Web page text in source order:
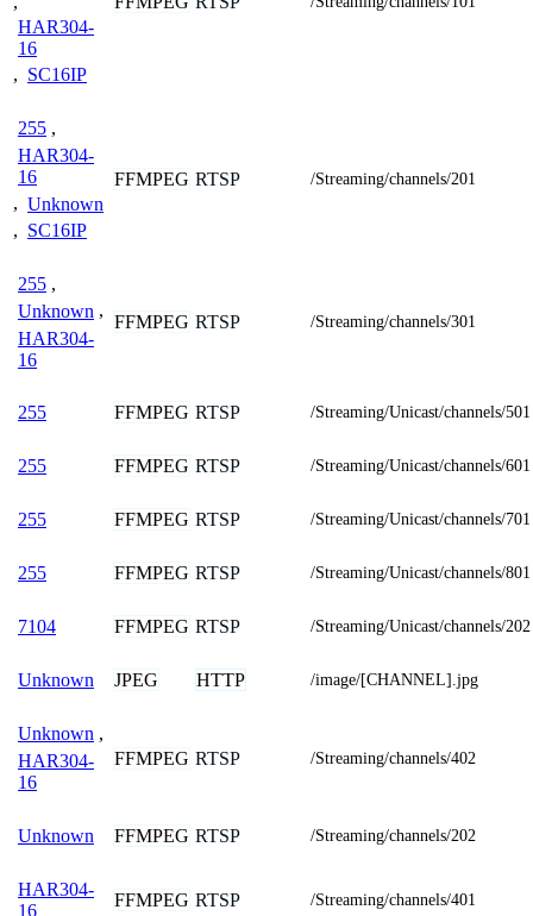
HAR304-
16
, SC16IP
255 ,
HAR304-
16
, Unknown
, SC16IP
FFMPEG RTSP /Streaming/channels/201
255 ,
Unknown ,
HAR304-
16
FFMPEG RTSP /Streaming/channels/301
255 FFMPEG RTSP /Streaming/Unicast/channels/501
255 FFMPEG RTSP /Streaming/Unicast/channels/601
255 FFMPEG RTSP /Streaming/Unicast/channels/701
255 FFMPEG RTSP /Streaming/Unicast/channels/801
7104 FFMPEG RTSP /Streaming/Unicast/channels/202
Unknown JPEG HTTP /image/[CHANNEL].jpg
Unknown ,
HAR304-
16
FFMPEG RTSP /Streaming/channels/402
Unknown FFMPEG RTSP /Streaming/channels/202
HAR304-
16
FFMPEG RTSP /Streaming/channels/401